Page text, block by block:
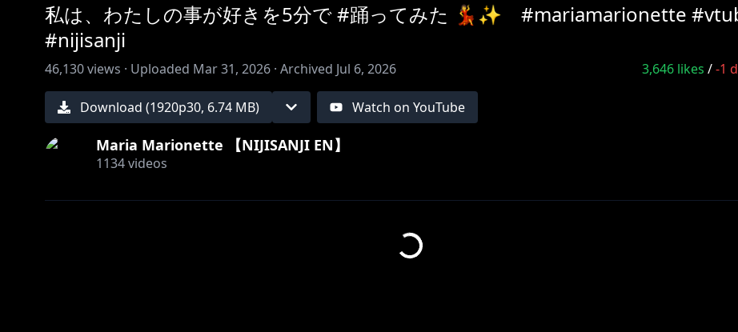
私は、わたしの事が好きを5分で #踊ってみた 💃✨ #mariamarionette
#nijisanji
46,130views · Uploaded Mar 31, 2026 · Archived Jul 6, 2026 3,646 likes /-1
Download (1920p30, 6.74 MB) Watch on YouTube
Maria Marionette 【NIJISANJI EN】
1134videos